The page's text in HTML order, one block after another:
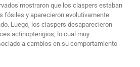
mostraron que los claspers estaban
fósiles y aparecieron evolutivamente
Luego, los claspers desaparecieron
actinopterigios, lo cual muy
a cambios en su comportamiento